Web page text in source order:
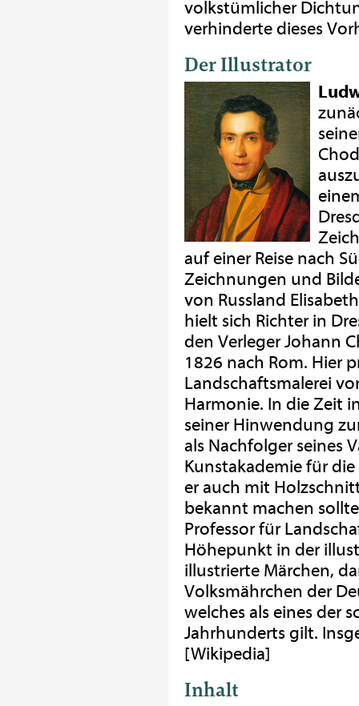
volkstümlicher
verhinderte dieses
Der Illustrator
auf einer Reise nach
Zeichnungen und
von Russland
hielt sich Richter in
den Verleger Johann
1826 nach Rom. Hier
Landschaftsmalerei
Harmonie. In die Zeit
seiner Hinwendung
als Nachfolger seines
Kunstakademie für
er auch mit
bekannt machen
Professor für
Höhepunkt in der
illustrierte Märchen,
Volksmährchen der
welches als eines der
Jahrhunderts gilt.
[Wikipedia]
Inhalt